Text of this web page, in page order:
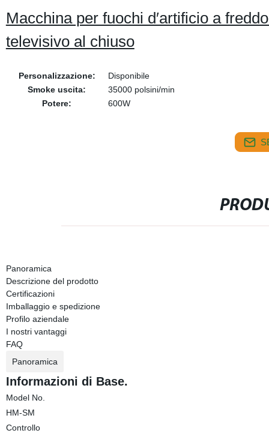
Macchina per fuochi d′artificio a
televisivo al chiuso
Personalizzazione:
Disponibile
Smoke uscita:
35000 polsini/min
Potere:
600W
Panoramica
Descrizione del prodotto
Certificazioni
Imballaggio e spedizione
Profilo aziendale
I nostri vantaggi
FAQ
Panoramica
Informazioni di Base.
Model No.
HM-SM
Controllo